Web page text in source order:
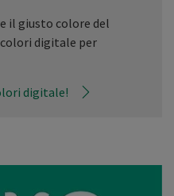
il giusto colore del
digitale per
digitale!